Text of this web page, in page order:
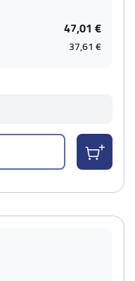
47,01 €
37,61 €